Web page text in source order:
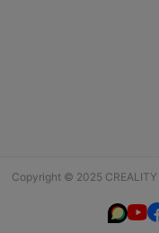
Copyright © 2025 CREALITY
